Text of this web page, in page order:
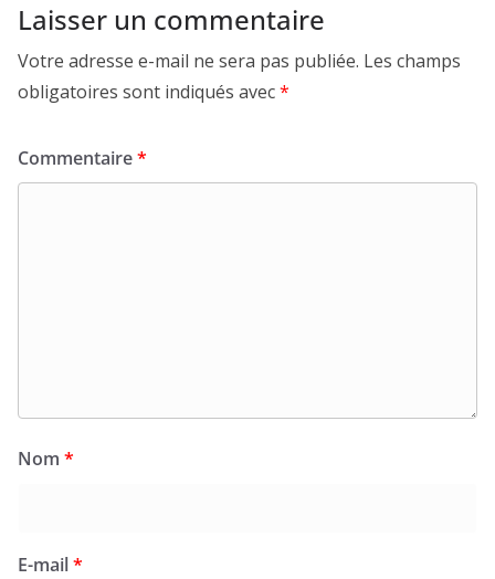
Laisser un commentaire
Votre adresse e-mail ne sera pas publiée. Les champs
obligatoires sont indiqués avec*
Commentaire*
Nom *
E-mail*